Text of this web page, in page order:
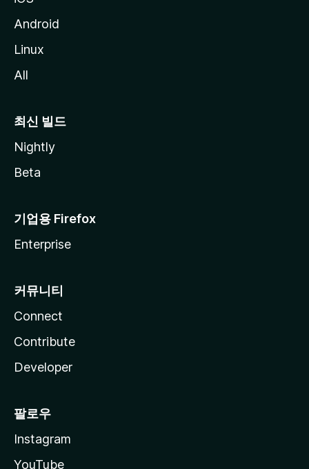
Android
Linux
All
최신 빌드
Nightly
Beta
기업용 Firefox
Enterprise
커뮤니티
Connect
Contribute
Developer
팔로우
Instagram
YouTube